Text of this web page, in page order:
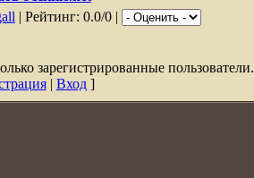
| Рейтинг: 0.0/0 |
зарегистрированные пользователи.
| Вход]